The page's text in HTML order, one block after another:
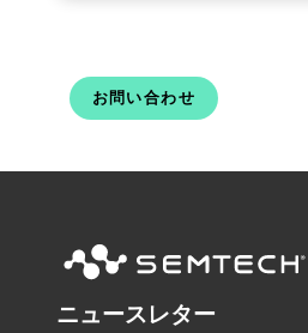
お問い合わせ
ニュースレター